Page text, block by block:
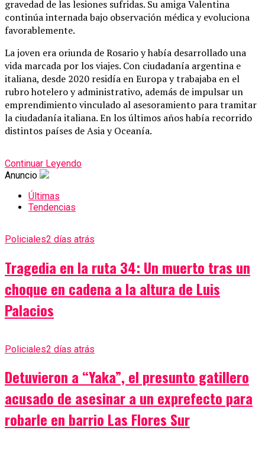
gravedad de las lesiones sufridas. Su amiga Valentina
continúa internada bajo observación médica y evoluciona
favorablemente.
La joven era oriunda de Rosario y había desarrollado una
vida marcada por los viajes. Con ciudadanía argentina e
italiana, desde 2020 residía en Europa y trabajaba en el
rubro hotelero y administrativo, además de impulsar un
emprendimiento vinculado al asesoramiento para tramitar
la ciudadanía italiana. En los últimos años había recorrido
distintos países de Asia y Oceanía.
Continuar Leyendo
Anuncio
Últimas
Tendencias
Policiales2 días atrás
Tragedia en la ruta 34: Un muerto tras un
choque en cadena a la altura de Luis
Palacios
Policiales2 días atrás
Detuvieron a “Yaka”, el presunto gatillero
acusado de asesinar a un exprefecto para
robarle en barrio Las Flores Sur